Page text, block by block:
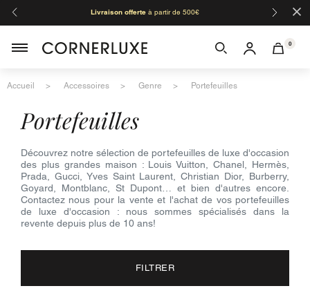
Livraison offerteà partir de 500€ ×
0
Accueil Accessoires Genre Portefeuilles
portefeuilles
Découvrez notre sélection de portefeuilles de luxe d'occasion
des plus grandes maison : Louis Vuitton, Chanel, Hermès,
Prada, Gucci, Yves Saint Laurent, Christian Dior, Burberry,
Goyard, Montblanc, St Dupont… et bien d'autres encore.
Contactez nous pour la vente et l'achat de vos portefeuilles
de luxe d'occasion : nous sommes spécialisés dans la
revente depuis plus de 10 ans!
FILTRER